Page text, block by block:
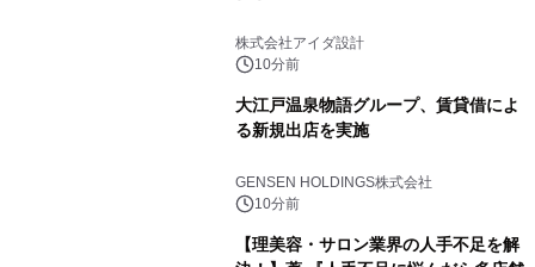
株式会社アイダ設計
10分前
大江戸温泉物語グループ、賃貸借によ
る新規出店を実施
GENSEN HOLDINGS株式会社
10分前
【理美容・サロン業界の人手不足を解